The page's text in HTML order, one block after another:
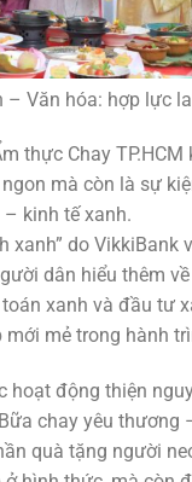
Văn hóa: hợp lực
thực Chay
mà còn là sự
kinh tế xanh.
xanh” do VikkiBank
dân hiểu thêm
xanh và đầu tư
mẻ trong hành
hoạt động thiện
chay yêu thương
quà tặng người